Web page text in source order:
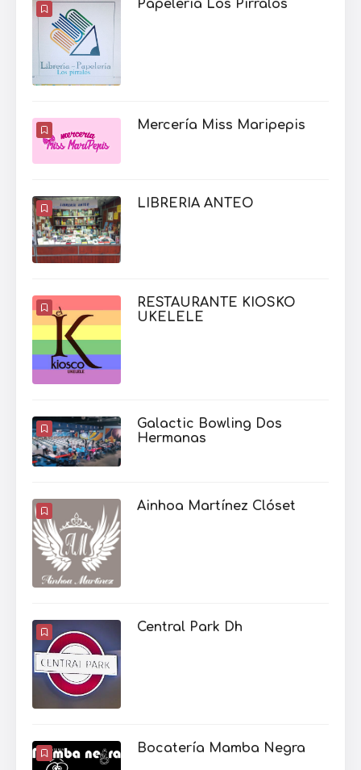
Papelería Los Pírralos
Mercería Miss Maripepis
LIBRERIA ANTEO
RESTAURANTE KIOSKO
UKELELE
Galactic Bowling Dos
Hermanas
Ainhoa Martínez Clóset
Central Park Dh
Bocatería Mamba Negra